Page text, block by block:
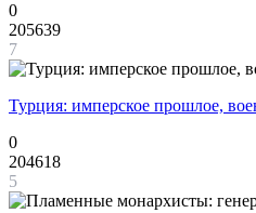
0
205639
7
Турция: имперское прошлое,
0
204618
5